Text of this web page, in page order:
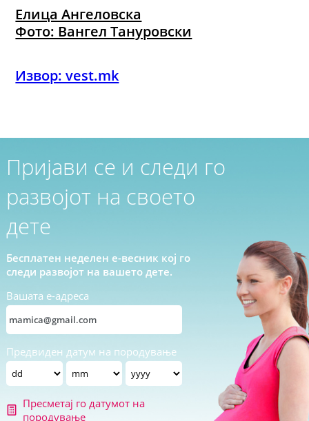
Елица Ангеловска
Фото: Вангел Тануровски
Извор: vest.mk
Пријави се и следи го
развојот на своето
дете
Бесплатен неделен е-весник кој го
следи развојот на вашето дете.
Вашата е-адреса
Предвиден датум на породување
Пресметај го датумот на
породување